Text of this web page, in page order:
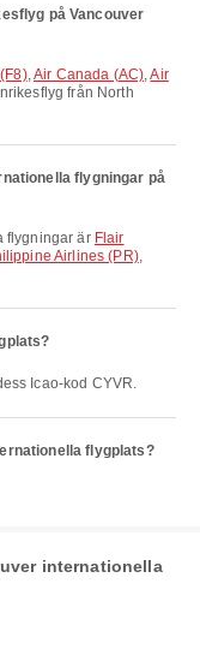
på Vancouver
,Air Canada (AC),Air
från North
flygningar på
flygningar är Flair
Airlines (PR),
Icao-kod CYVR.
flygplats?
internationella